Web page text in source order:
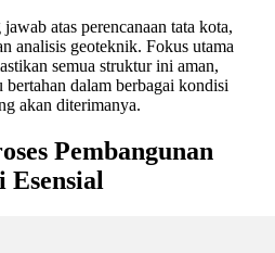
atas perencanaan tata kota,
analisis geoteknik. Fokus utama
semua struktur ini aman,
dalam berbagai kondisi
akan diterimanya.
Pembangunan
Esensial